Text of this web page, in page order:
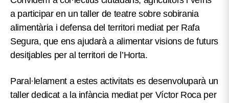
a participar en un taller de teatre sobre sobirania
alimentària i defensa del territori mediat per Rafa
Segura, que ens ajudarà a alimentar visions de futurs
desitjables per al territori de l’Horta.
Paral·lelament a estes activitats es desenvoluparà un
taller dedicat a la infància mediat per Víctor Roca per